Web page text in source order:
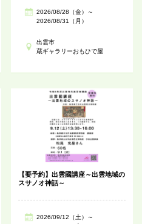
2026/08/28（金）～
2026/08/31（月）
出雲市
蔵ギャラリーおもひで屋
【要予約】出雲國講座～出雲地域の
スサノオ神話～
2026/09/12（土）～